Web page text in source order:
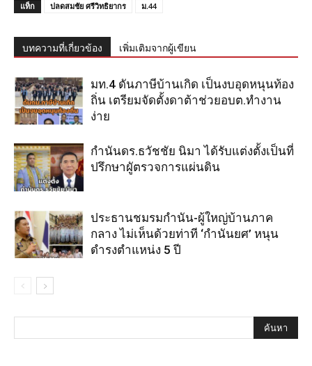
แท็ก ปลดสมชัย ศรีวิทธิยากร ม.44
บทความที่เกี่ยวข้อง เพิ่มเติมจากผู้เขียน
มท.4 ดันภาษีบ้านเกิด เป็นงบอุดหนุนท้อง
ถิ่น เตรียมจัดตั้งดาต้าช่วยอบต.ทำงาน
ง่าย
กำนันดร.ธวัชชัย นิมา ได้รับแต่งตั้งเป็นที่
ปรึกษาผูัตรวจการแผ่นดิน
ประธานชมรมกำนัน-ผู้ใหญ่บ้านภาค
กลาง ไม่เห็นด้วยท่าที ‘กำนันยศ’ หนุน
ดำรงตำแหน่ง 5 ปี